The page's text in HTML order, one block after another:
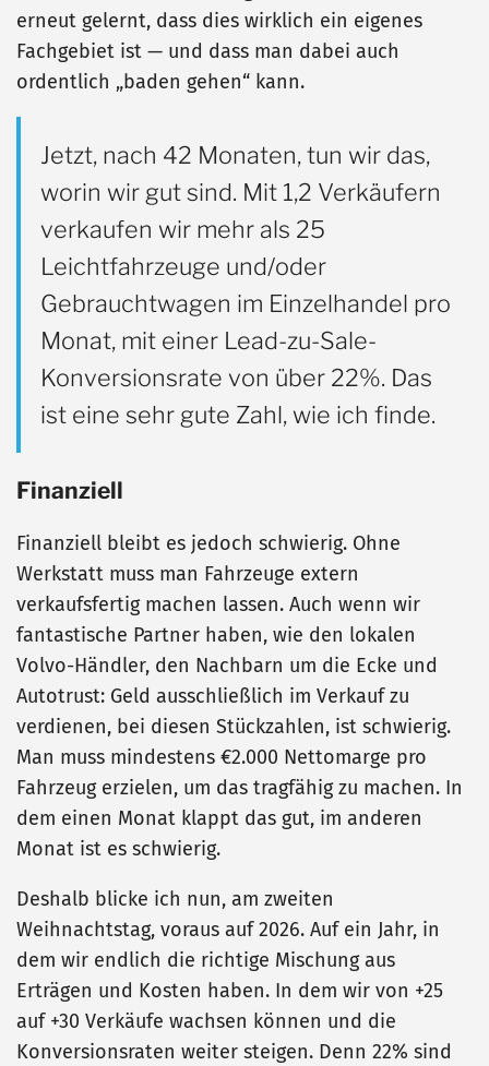
erneut gelernt, dass dies wirklich ein eigenes
Fachgebiet ist — und dass man dabei auch
ordentlich „baden gehen“ kann.
Jetzt, nach 42 Monaten, tun wir das,
worin wir gut sind. Mit 1,2 Verkäufern
verkaufen wir mehr als 25
Leichtfahrzeuge und/oder
Gebrauchtwagen im Einzelhandel pro
Monat, mit einer Lead-zu-Sale-
Konversionsrate von über 22%. Das
ist eine sehr gute Zahl, wie ich finde.
Finanziell
Finanziell bleibt es jedoch schwierig. Ohne
Werkstatt muss man Fahrzeuge extern
verkaufsfertig machen lassen. Auch wenn wir
fantastische Partner haben, wie den lokalen
Volvo-Händler, den Nachbarn um die Ecke und
Autotrust: Geld ausschließlich im Verkauf zu
verdienen, bei diesen Stückzahlen, ist schwierig.
Man muss mindestens €2.000 Nettomarge pro
Fahrzeug erzielen, um das tragfähig zu machen. In
dem einen Monat klappt das gut, im anderen
Monat ist es schwierig.
Deshalb blicke ich nun, am zweiten
Weihnachtstag, voraus auf 2026. Auf ein Jahr, in
dem wir endlich die richtige Mischung aus
Erträgen und Kosten haben. In dem wir von +25
auf +30 Verkäufe wachsen können und die
Konversionsraten weiter steigen. Denn 22% sind